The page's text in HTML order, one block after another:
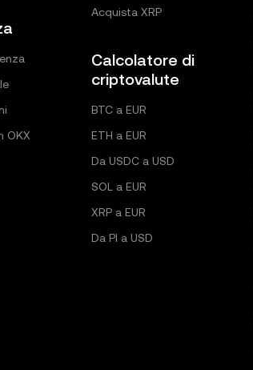
OKX
Acquista XRP
Calcolatore di
criptovalute
BTC a EUR
ETH a EUR
Da USDC a USD
SOL a EUR
XRP a EUR
Da PI a USD